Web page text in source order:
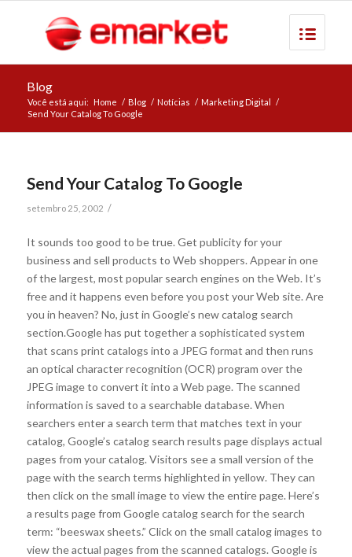
Blog
Você está aqui: Home / Blog / Notícias / Marketing Digital /
Send Your Catalog To Google
Send Your Catalog To Google
setembro 25, 2002 /
It sounds too good to be true. Get publicity for your
business and sell products to Web shoppers. Appear in one
of the largest, most popular search engines on the Web. It’s
free and it happens even before you post your Web site. Are
you in heaven? No, just in Google’s new catalog search
section.Google has put together a sophisticated system
that scans print catalogs into a JPEG format and then runs
an optical character recognition (OCR) program over the
JPEG image to convert it into a Web page. The scanned
information is saved to a searchable database. When
searchers enter a search term that matches text in your
catalog, Google’s catalog search results page displays actual
pages from your catalog. Visitors see a small version of the
page with the search terms highlighted in yellow. They can
then click on the small image to view the entire page. Here’s
a results page from Google catalog search for the search
term: “beeswax sheets.” Click on the small catalog images to
view the actual pages from the scanned catalogs. Google is